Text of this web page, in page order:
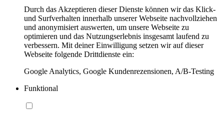
Durch das Akzeptieren dieser Dienste können wir das Klick-
und Surfverhalten innerhalb unserer Webseite nachvollziehen
und anonymisiert auswerten, um unsere Webseite zu
optimieren und das Nutzungserlebnis insgesamt laufend zu
verbessern. Mit deiner Einwilligung setzen wir auf dieser
Webseite folgende Drittdienste ein:
Google Analytics, Google Kundenrezensionen, A/B-Testing
Funktional